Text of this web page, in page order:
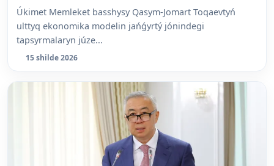
Úkimet Memleket basshysy Qasym-Jomart Toqaevtyń
ulttyq ekonomika modelin jańǵyrtý jónindegi
tapsyrmalaryn júze...
15 shilde 2026